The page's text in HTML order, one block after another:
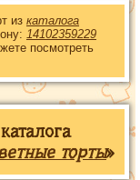
из каталога
14102359229
посмотреть
торты»